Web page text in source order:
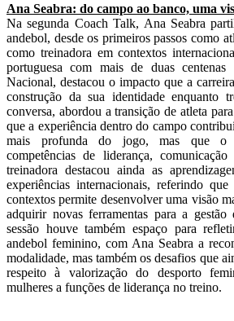
Ana Seabra: do campo ao banco, uma
Na segunda Coach Talk, Ana Seabra
andebol, desde os primeiros passos como
como treinadora em contextos
portuguesa com mais de duas
Nacional, destacou o impacto que a
construção da sua identidade enquanto
conversa, abordou a transição de atleta
que a experiência dentro do campo
mais profunda do jogo, mas que o
competências de liderança,
treinadora destacou ainda as
experiências internacionais, referindo
contextos permite desenvolver uma visão
adquirir novas ferramentas para a gestão
sessão houve também espaço para
andebol feminino, com Ana Seabra a
modalidade, mas também os desafios que
respeito à valorização do desporto
mulheres a funções de liderança no treino.